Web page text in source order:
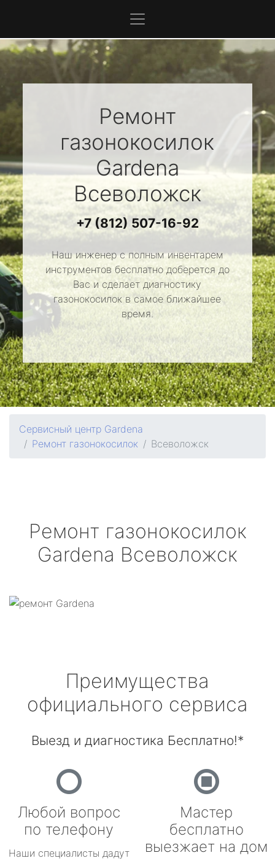
Ремонт
газонокосилок
Gardena
Всеволожск
+7 (812) 507-16-92
Наш инженер с полным инвентарем
инструментов бесплатно доберется до
Вас и сделает диагностику
газонокосилок в самое ближайшее
время.
Сервисный центр Gardena
Ремонт газонокосилок
Всеволожск
Ремонт газонокосилок
Gardena Всеволожск
Преимущества
официального сервиса
Выезд и диагностика Бесплатно!*
Любой вопрос
по телефону
Наши специалисты дадут
Мастер
бесплатно
выезжает на дом